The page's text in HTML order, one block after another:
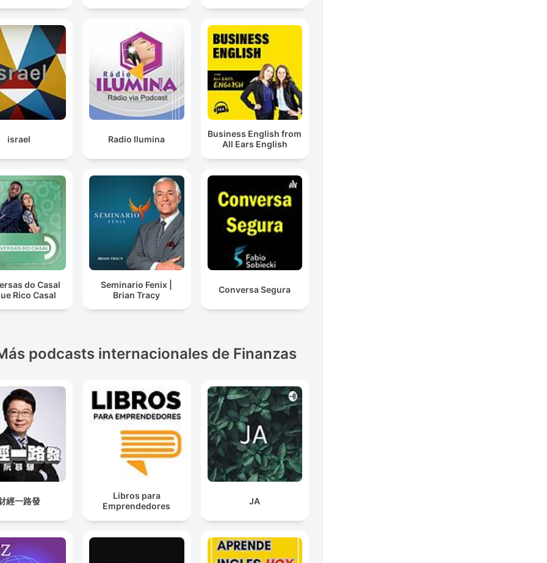
israel Radio Ilumina
Business English from
All Ears English
do Casal
Rico Casal
Seminario Fenix |
Brian Tracy
Conversa Segura
podcasts internacionales de Finanzas
經一路發
Libros para
Emprendedores
JA